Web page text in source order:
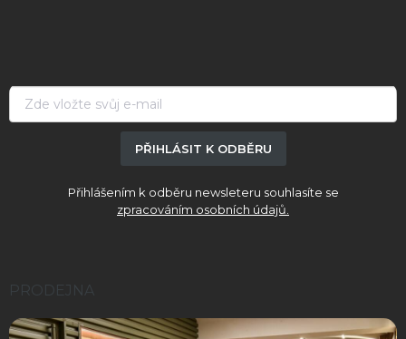
PŘIHLÁSIT K ODBĚRU
Přihlášením k odběru newsleteru souhlasíte se
zpracováním osobních údajů.
PRODEJNA